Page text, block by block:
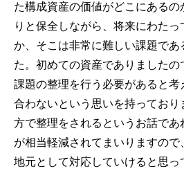
た構成資産の価値がどこにある
りと保全しながら、将来にわた
か、そこは非常に難しい課題であ
た。初めての資産でありましたの
課題の整理を行う必要があると考
合わないという思いを持ってお
方で整理をされるというお話であ
が相当軽減されてまいりますので
地元として対応していけると思っ